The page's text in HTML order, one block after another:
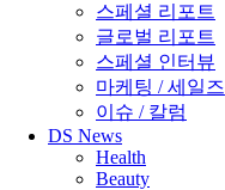
스페셜 리포트
글로벌 리포트
스페셜 인터뷰
마케팅 / 세일즈
이슈 / 칼럼
DS News
Health
Beauty